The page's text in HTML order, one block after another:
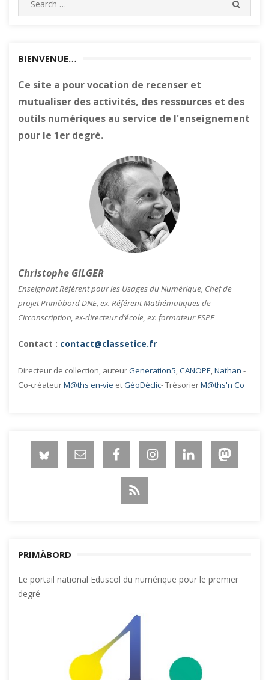
BIENVENUE…
Ce site a pour vocation de recenser et
mutualiser des activités, des ressources et des
outils numériques au service de l'enseignement
pour le 1er degré.
Christophe GILGER
Enseignant Référent pour les Usages du Numérique, Chef de
projet Primàbord DNE, ex. Référent Mathématiques de
Circonscription, ex-directeur d’école, ex. formateur ESPE
Contact : contact@classetice.fr
Directeur de collection, auteurGeneration5,CANOPE,Nathan -
Co-créateurM@ths en-vie etGéoDéclic- TrésorierM@ths'n Co
PRIMÀBORD
Le portail national Eduscol du numérique pour le premier
degré